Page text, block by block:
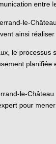
entre
le-
ainsi
le
le-
pour